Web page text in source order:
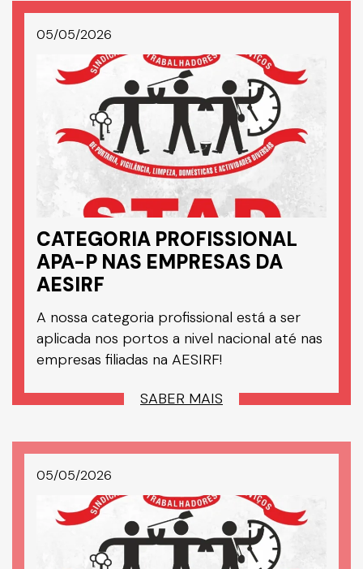
05/05/2026
CATEGORIA PROFISSIONAL
APA-P NAS EMPRESAS DA
AESIRF
A nossa categoria profissional está a ser
aplicada nos portos a nivel nacional até nas
empresas filiadas na AESIRF!
SABER MAIS
05/05/2026